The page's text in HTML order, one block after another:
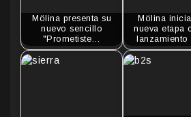
Mölina presenta su
nuevo sencillo
"Prometiste…
Mölina
nueva etapa